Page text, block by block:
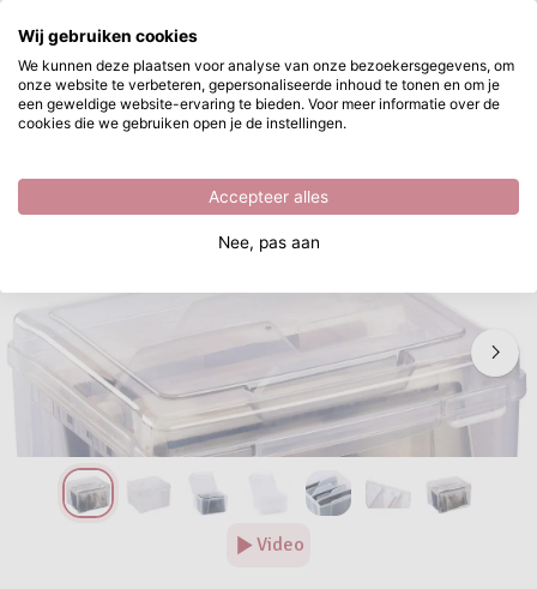
Ga naar hoofdinhoud
Direct uit voorraad leverbaar Vaessen Creative • Kaarten Opbergbox 26,9x23,3x19,3cm
/ Vaessen Creative /
Video
Waar ben je naar op zoek?
Wij gebruiken cookies
We kunnen deze plaatsen voor analyse van onze bezoekersgegevens, om
onze website te verbeteren, gepersonaliseerde inhoud te tonen en om je
een geweldige website-ervaring te bieden. Voor meer informatie over de
cookies die we gebruiken open je de instellingen.
Accepteer alles
Nee, pas aan